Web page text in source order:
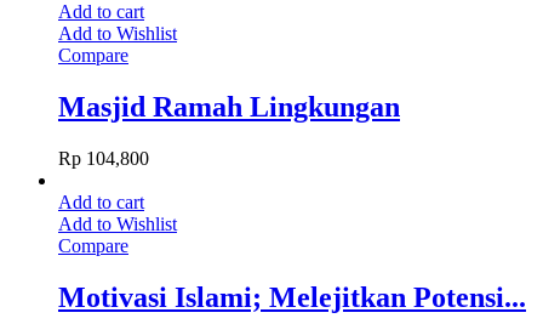
Add to cart
Add to Wishlist
Compare
Masjid Ramah Lingkungan
Rp 104,800
Add to cart
Add to Wishlist
Compare
Motivasi Islami; Melejitkan Potensi...